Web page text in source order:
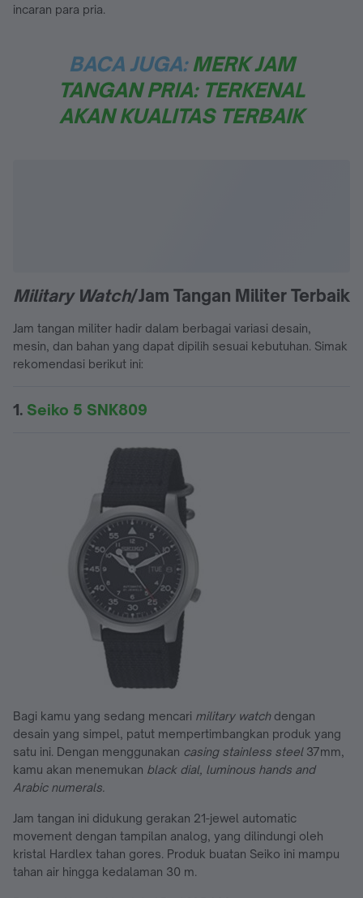
incaran para pria.
BACA JUGA:MERK JAM
TANGAN PRIA: TERKENAL
AKAN KUALITAS TERBAIK
Military Watch/Jam Tangan Militer Terbaik
Jam tangan militer hadir dalam berbagai variasi desain,
mesin, dan bahan yang dapat dipilih sesuai kebutuhan. Simak
rekomendasi berikut ini:
1. Seiko 5 SNK809
Bagi kamu yang sedang mencari military watch dengan
desain yang simpel, patut mempertimbangkan produk yang
satu ini. Dengan menggunakan casing stainless steel 37mm,
kamu akan menemukan black dial, luminous hands and
Arabic numerals.
Jam tangan ini didukung gerakan 21-jewel automatic
movement dengan tampilan analog, yang dilindungi oleh
kristal Hardlex tahan gores. Produk buatan Seiko ini mampu
tahan air hingga kedalaman 30 m.